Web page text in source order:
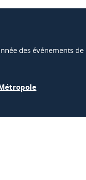
des événements de